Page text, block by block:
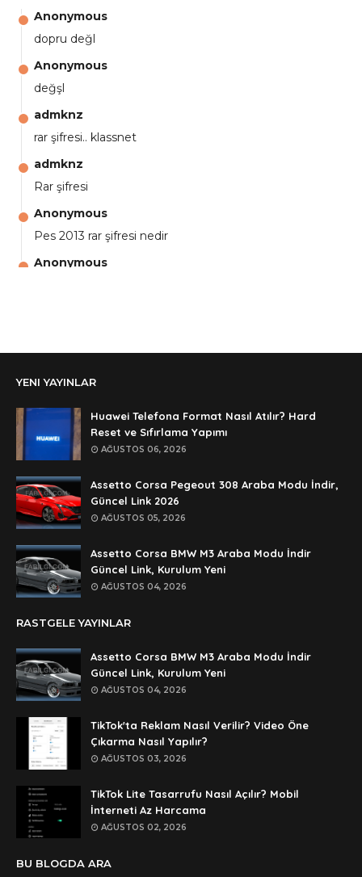
Anonymous
dopru değl
Anonymous
değşl
admknz
rar şifresi.. klassnet
admknz
Rar şifresi
Anonymous
Pes 2013 rar şifresi nedir
Anonymous
şifre ?
Anonymous
şifre ögrenebilirmiyim
Anonymous
🥰🥰🥰
Anonymous
dedezıplatan31 beğend👌
Anonymous
rar dosyasının şifresi nedir
Anonymous
lan şifre ne şifre
şifre ne
YENI YAYINLAR
Huawei Telefona Format Nasıl Atılır? Hard
Reset ve Sıfırlama Yapımı
AĞUSTOS 06, 2026
Assetto Corsa Pegeout 308 Araba Modu İndir,
Güncel Link 2026
AĞUSTOS 05, 2026
Assetto Corsa BMW M3 Araba Modu İndir
Güncel Link, Kurulum Yeni
AĞUSTOS 04, 2026
RASTGELE YAYINLAR
Assetto Corsa BMW M3 Araba Modu İndir
Güncel Link, Kurulum Yeni
AĞUSTOS 04, 2026
TikTok'ta Reklam Nasıl Verilir? Video Öne
Çıkarma Nasıl Yapılır?
AĞUSTOS 03, 2026
TikTok Lite Tasarrufu Nasıl Açılır? Mobil
İnterneti Az Harcama
AĞUSTOS 02, 2026
BU BLOGDA ARA